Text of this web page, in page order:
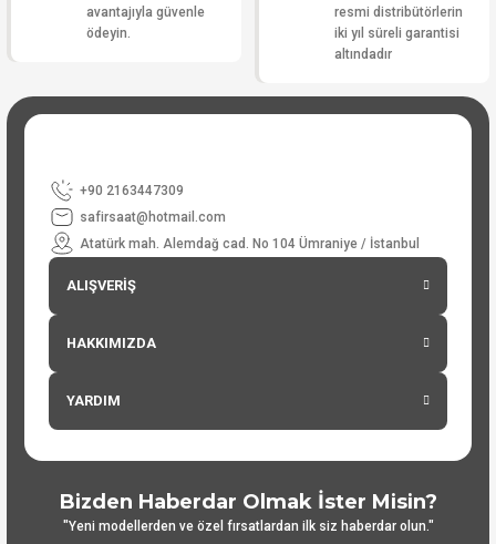
avantajıyla güvenle
ödeyin.
resmi distribütörlerin
iki yıl süreli garantisi
altındadır
+90 2163447309
safirsaat@hotmail.com
Atatürk mah. Alemdağ cad. No 104 Ümraniye / İstanbul
ALIŞVERİŞ
HAKKIMIZDA
YARDIM
Bizden Haberdar Olmak İster Misin?
"Yeni modellerden ve özel fırsatlardan ilk siz haberdar olun."